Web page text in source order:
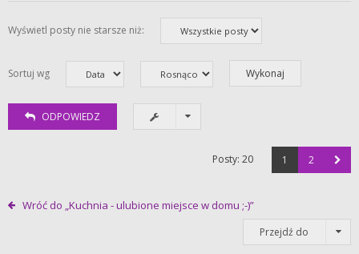
Wyświetl posty nie starsze niż:
Sortuj wg
ODPOWIEDZ
Posty: 20 1 2
Wróć do „Kuchnia - ulubione miejsce w domu ;-)”
Przejdź do